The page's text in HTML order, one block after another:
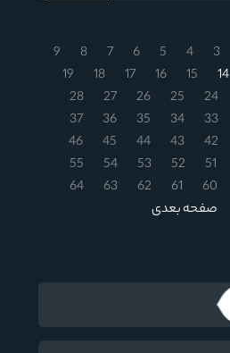
3
4
5
6
7
8
9
14
15
16
17
18
19
24
25
26
27
28
33
34
35
36
37
42
43
44
45
46
51
52
53
54
55
60
61
62
63
64
صفحه بعدی